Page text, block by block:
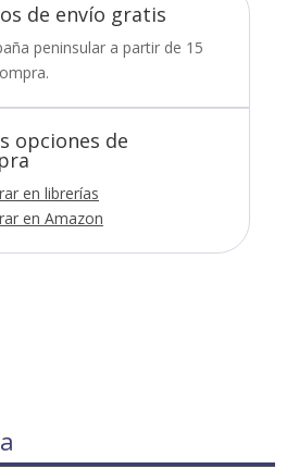
de envío gratis
peninsular a partir de 15
opciones de
en librerías
en Amazon